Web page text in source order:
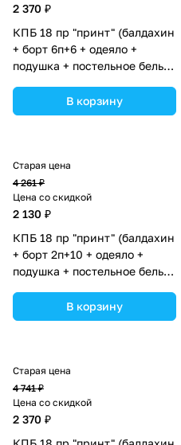
2 370 ₽
КПБ 18 пр "принт" (балдахин
+ борт 6п+6 + одеяло +
подушка + постельное белье
(№П207_14) цвета в
ассортименте.
В корзину
Старая цена
4 261 ₽
Цена со скидкой
2 130 ₽
КПБ 18 пр "принт" (балдахин
+ борт 2п+10 + одеяло +
подушка + постельное белье
(№П207_2а10) цвета в
ассортименте.
В корзину
Старая цена
4 741 ₽
Цена со скидкой
2 370 ₽